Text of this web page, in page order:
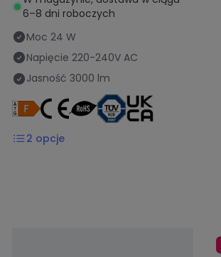
6–8 dni roboczych
Moc 24 W
Napięcie 220-240V AC
Jasność 3000 lm
2 opcje